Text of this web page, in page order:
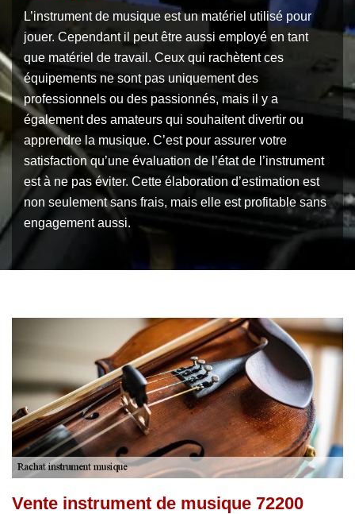
L’instrument de musique est un matériel utilisé pour
jouer. Cependant il peut être aussi employé en tant
que matériel de travail. Ceux qui rachètent ces
équipements ne sont pas uniquement des
professionnels ou des passionnés, mais il y a
également des amateurs qui souhaitent divertir ou
apprendre la musique. C’est pour assurer votre
satisfaction qu’une évaluation de l’état de l’instrument
est à ne pas éviter. Cette élaboration d’estimation est
non seulement sans frais, mais elle est profitable sans
engagement aussi.
Vente instrument de musique 72200